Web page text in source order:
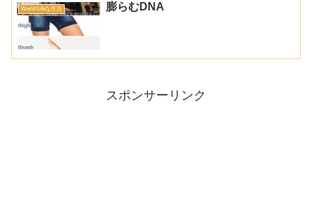
World Lifeな生活 膨らむDNA
スポンサーリンク